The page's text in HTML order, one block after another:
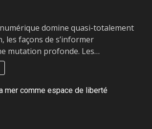
domine quasi-totalement
les façons de s’informer
mutation profonde. Les…
mer comme espace de liberté